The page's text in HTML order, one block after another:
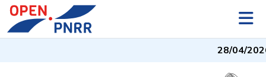
28/04/